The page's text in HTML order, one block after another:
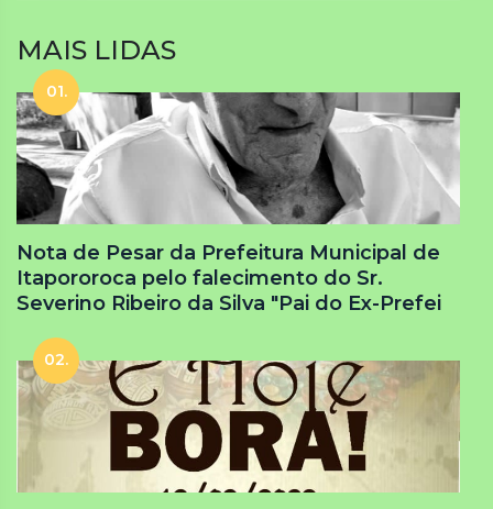
MAIS LIDAS
01.
Nota de Pesar da Prefeitura Municipal de
Itapororoca pelo falecimento do Sr.
Severino Ribeiro da Silva "Pai do Ex-Prefei
02.